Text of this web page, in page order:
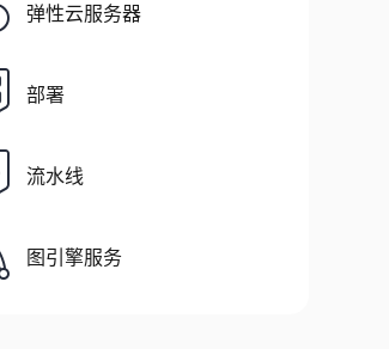
弹性云服务器
部署
流水线
图引擎服务